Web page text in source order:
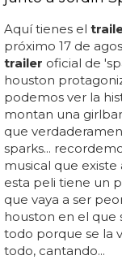
Aquí tienes el
próximo 17 de
trailer oficial de
houston
podemos ver la
montan una
que
sparks...
musical que existe
esta peli tiene un
que vaya a ser
houston en el que
todo porque se la
todo, cantando...